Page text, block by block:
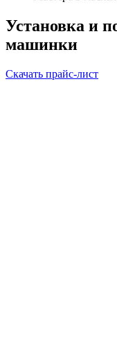
Установка и
машинки
Скачать прайс-лист